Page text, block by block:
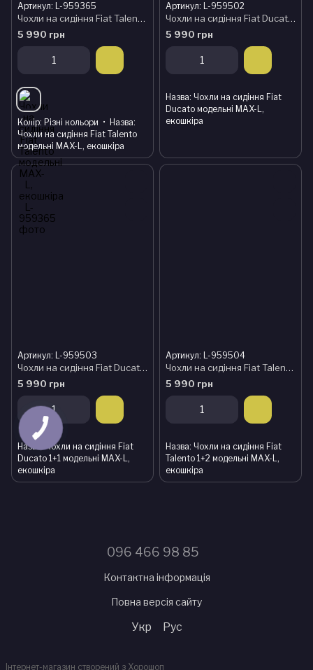
Артикул: L-959365
Чохли на сидіння Fiat Talento модельні MAX-L, екошкіра
5 990 грн
Колір Різні кольори
Назва
Чохли на сидіння Fiat Talento
модельні MAX-L, екошкіра
Артикул: L-959502
Чохли на сидіння Fiat Ducato модельні MAX-L, екошкіра
5 990 грн
Назва Чохли на сидіння Fiat
Ducato модельні MAX-L,
екошкіра
Артикул: L-959503
Чохли на сидіння Fiat Ducato 1+1 модельні MAX-L, екошкіра
5 990 грн
Назва
Чохли на сидіння Fiat
Ducato 1+1 модельні MAX-L,
екошкіра
Артикул: L-959504
Чохли на сидіння Fiat Talento 1+2 модельні MAX-L, екошкіра
5 990 грн
Назва Чохли на сидіння Fiat
Talento 1+2 модельні MAX-L,
екошкіра
096 466 98 85
Контактна інформація
Повна версія сайту
Укр Рус
Інтернет-магазин створений з Хорошоп